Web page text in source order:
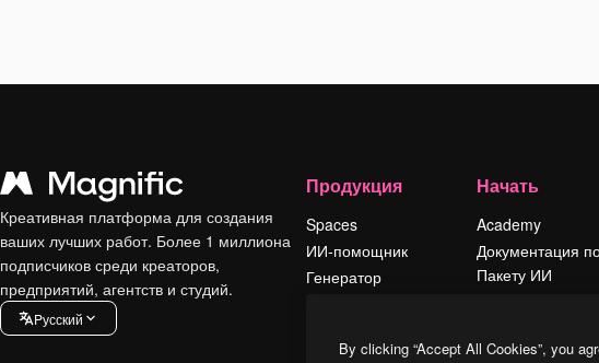
Креативная платформа для создания
ваших лучших работ. Более 1 миллиона
подписчиков среди креаторов,
предприятий, агентств и студий.
Pусский
Продукция
Spaces
ИИ-помощник
Генератор
Начать
Academy
Документация
Пакету ИИ
Условия и
By clicking “Accept All Cookies”, you